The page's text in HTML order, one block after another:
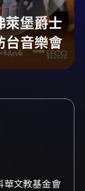
堡爵士
台音樂會
文教基金會